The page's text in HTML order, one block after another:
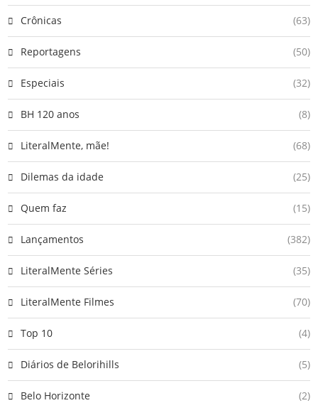
Crônicas (63)
Reportagens (50)
Especiais (32)
BH 120 anos (8)
LiteralMente, mãe! (68)
Dilemas da idade (25)
Quem faz (15)
Lançamentos (382)
LiteralMente Séries (35)
LiteralMente Filmes (70)
Top 10 (4)
Diários de Belorihills (5)
Belo Horizonte (2)